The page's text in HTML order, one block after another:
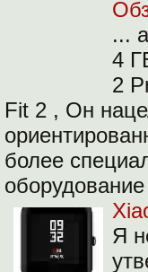
...
4
2
Fit 2 , Он
более
Я